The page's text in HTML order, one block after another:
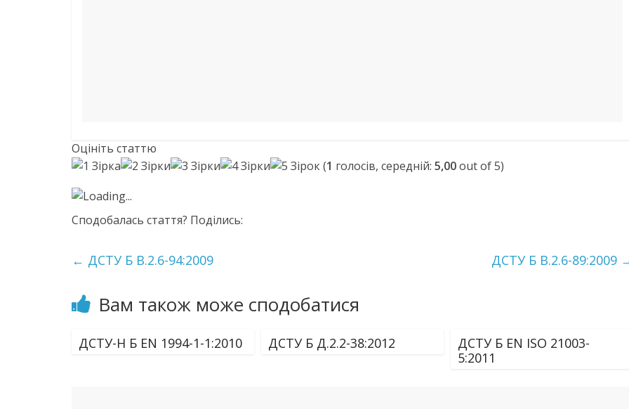
Оцініть статтю
(1 голосів, середній: 5,00out of 5)
Loading...
Сподобалась стаття? Поділись:
← ДСТУ Б В.2.6-94:2009 ДСТУ Б В.2.6-89:2009
Вам також може сподобатися
ДСТУ-Н Б EN 1994-1-1:2010 ДСТУ Б Д.2.2-38:2012
ДСТУ Б EN ISO 21003-
5:2011